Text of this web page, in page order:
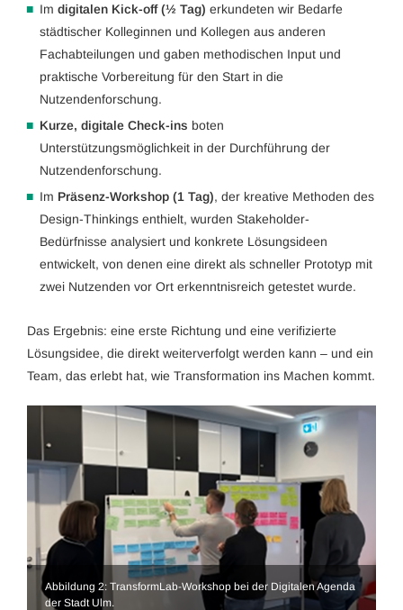
Im digitalen Kick-off (½ Tag) erkundeten wir Bedarfe
städtischer Kolleginnen und Kollegen aus anderen
Fachabteilungen und gaben methodischen Input und
praktische Vorbereitung für den Start in die
Nutzendenforschung.
Kurze, digitale Check-ins boten
Unterstützungsmöglichkeit in der Durchführung der
Nutzendenforschung.
Im Präsenz-Workshop (1 Tag), der kreative Methoden des
Design-Thinkings enthielt, wurden Stakeholder-
Bedürfnisse analysiert und konkrete Lösungsideen
entwickelt, von denen eine direkt als schneller Prototyp mit
zwei Nutzenden vor Ort erkenntnisreich getestet wurde.
Das Ergebnis: eine erste Richtung und eine verifizierte
Lösungsidee, die direkt weiterverfolgt werden kann – und ein
Team, das erlebt hat, wie Transformation ins Machen kommt.
Abbildung 2: TransformLab-Workshop bei der Digitalen Agenda
der Stadt Ulm.